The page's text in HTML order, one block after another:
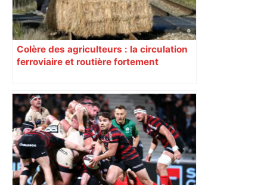
Colère des agriculteurs : la circulation
ferroviaire et routière fortement